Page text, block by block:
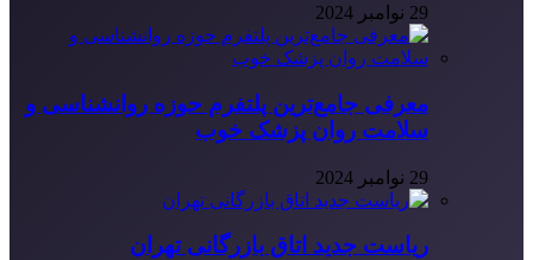
29 نوامبر 2024
معرفی جامع‌ترین پلتفرم حوزه روانشناسی و
سلامت روان پزشک خوب
29 نوامبر 2024
ریاست جدید اتاق بازرگانی تهران